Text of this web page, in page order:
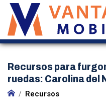
Recursos para
ruedas: Carolina del
Recursos